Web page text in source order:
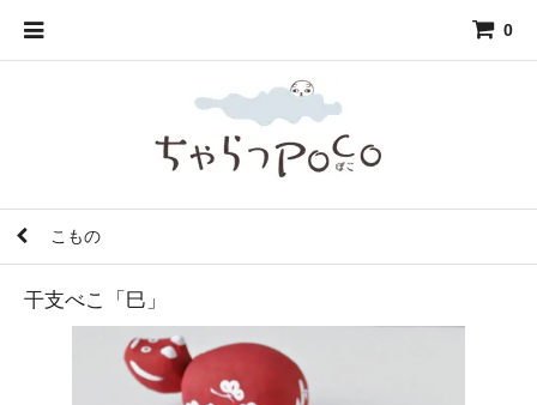
0
こもの
干支べこ「巳」